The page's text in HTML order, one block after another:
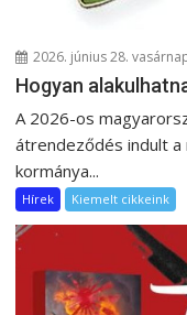
2026. június 28.
Hogyan
A 2026-os
átrendeződés indult a
kormánya...
Hírek Kiemelt cikkeink